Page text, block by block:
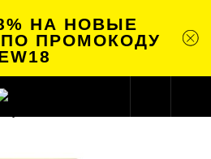
НА НОВЫЕ
ПРОМОКОДУ